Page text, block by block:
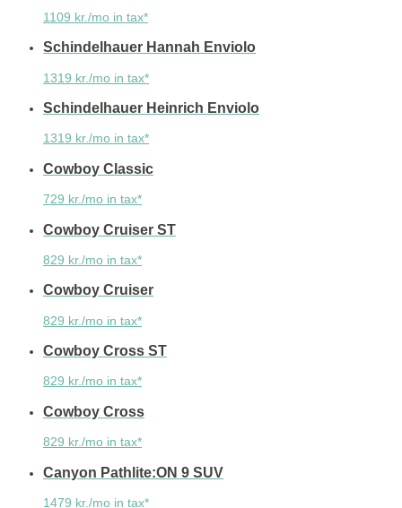
1109 kr./mo in tax*
Schindelhauer Hannah Enviolo
1319 kr./mo in tax*
Schindelhauer Heinrich Enviolo
1319 kr./mo in tax*
Cowboy Classic
729 kr./mo in tax*
Cowboy Cruiser ST
829 kr./mo in tax*
Cowboy Cruiser
829 kr./mo in tax*
Cowboy Cross ST
829 kr./mo in tax*
Cowboy Cross
829 kr./mo in tax*
Canyon Pathlite:ON 9 SUV
1479 kr./mo in tax*